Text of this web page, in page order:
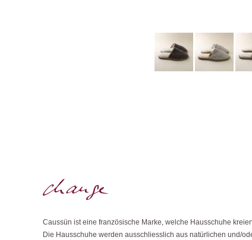
Caussün ist eine französische Marke, welche Hausschuhe
Die Hausschuhe werden ausschliesslich aus natürlichen und/